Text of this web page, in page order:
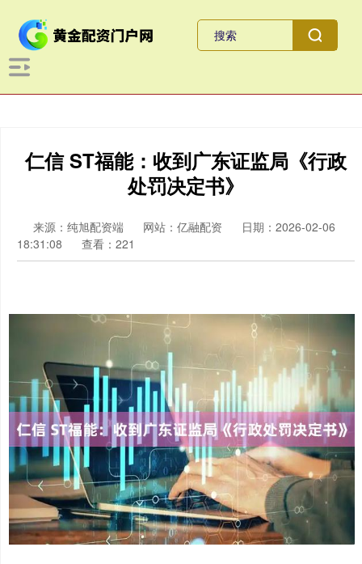
仁信 ST福能：收到广东证监局《行政
处罚决定书》
来源：纯旭配资端 网站：亿融配资
日期：2026-02-06
18:31:08
查看：221